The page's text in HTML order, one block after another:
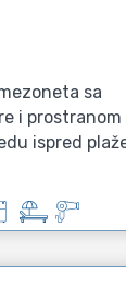
sa
i prostranom
ispred